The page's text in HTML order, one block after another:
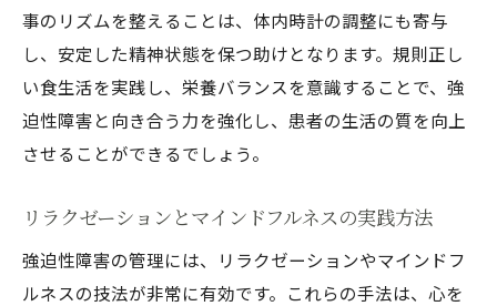
事のリズムを整えることは、体内時計の調整にも寄与
し、安定した精神状態を保つ助けとなります。規則正し
い食生活を実践し、栄養バランスを意識することで、強
迫性障害と向き合う力を強化し、患者の生活の質を向上
させることができるでしょう。
リラクゼーションとマインドフルネスの実践方法
強迫性障害の管理には、リラクゼーションやマインドフ
ルネスの技法が非常に有効です。これらの手法は、心を